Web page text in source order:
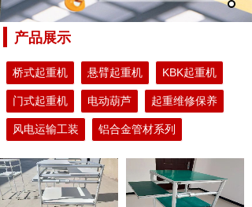
产品展示
桥式起重机 悬臂起重机 KBK起重机
门式起重机 电动葫芦 起重维修保养
风电运输工装 铝合金管材系列